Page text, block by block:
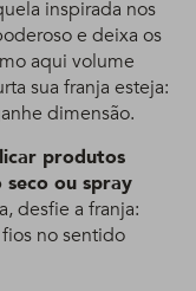
inspirada nos
e deixa os
aqui volume
sua franja esteja:
dimensão.
produtos
seco ou spray
desfie a franja:
no sentido